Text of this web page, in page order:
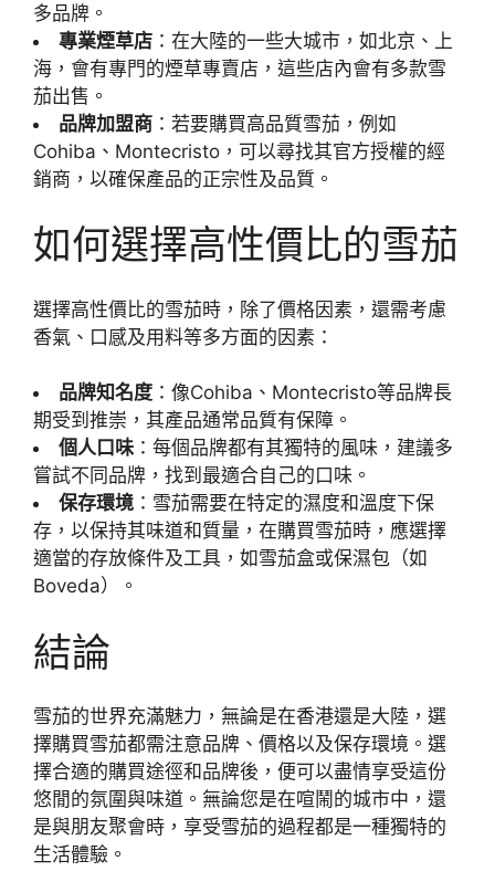
多品牌。
專業煙草店 ：在大陸的一些大城市，如北京、上
海，會有專門的煙草專賣店，這些店內會有多款雪
茄出售。
品牌加盟商 ：若要購買高品質雪茄，例如
Cohiba、Montecristo，可以尋找其官方授權的經
銷商，以確保產品的正宗性及品質。
如何選擇高性價比的雪茄
選擇高性價比的雪茄時，除了價格因素，還需考慮
香氣、口感及用料等多方面的因素：
品牌知名度 ：像Cohiba、Montecristo等品牌長
期受到推崇，其產品通常品質有保障。
個人口味 ：每個品牌都有其獨特的風味，建議多
嘗試不同品牌，找到最適合自己的口味。
保存環境 ：雪茄需要在特定的濕度和溫度下保
存，以保持其味道和質量，在購買雪茄時，應選擇
適當的存放條件及工具，如雪茄盒或保濕包（如
Boveda）。
結論
雪茄的世界充滿魅力，無論是在香港還是大陸，選
擇購買雪茄都需注意品牌、價格以及保存環境。選
擇合適的購買途徑和品牌後，便可以盡情享受這份
悠閒的氛圍與味道。無論您是在喧鬧的城市中，還
是與朋友聚會時，享受雪茄的過程都是一種獨特的
生活體驗。